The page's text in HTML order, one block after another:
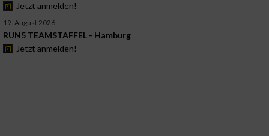
Jetzt anmelden!
19. August 2026
RUN5 TEAMSTAFFEL - Hamburg
Jetzt anmelden!